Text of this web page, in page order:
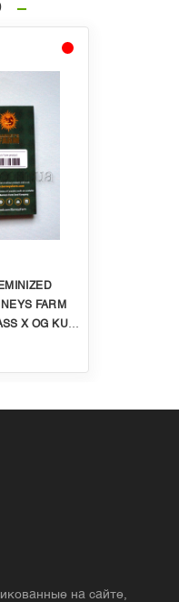
FARM
X OG KUSH
на сайте,